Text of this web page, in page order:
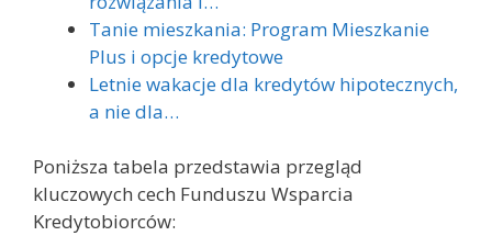
Tanie mieszkania: Program Mieszkanie
Plus i opcje kredytowe
Letnie wakacje dla kredytów hipotecznych,
a nie dla…
Poniższa tabela przedstawia przegląd
kluczowych cech Funduszu Wsparcia
Kredytobiorców: